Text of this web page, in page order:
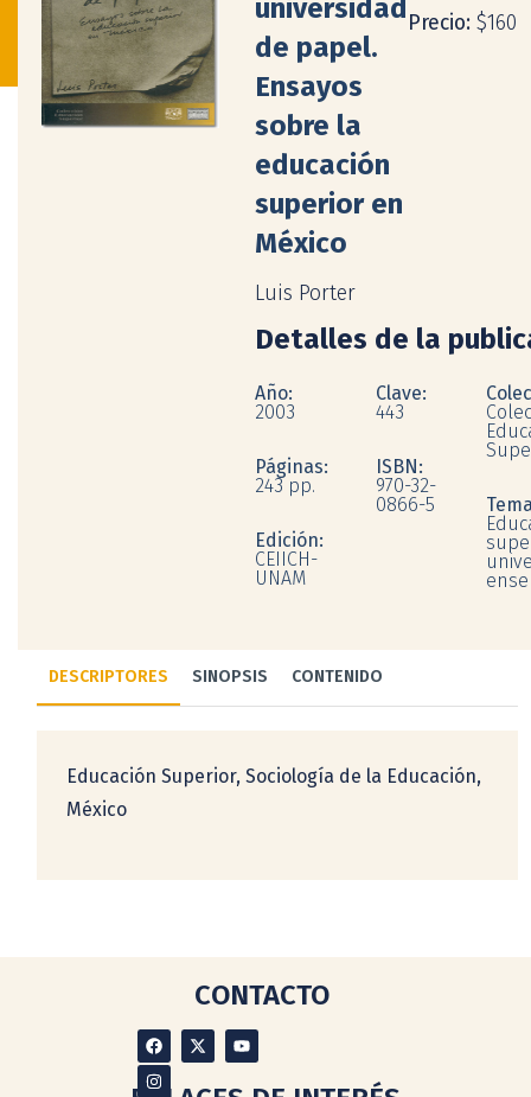
universidad
de papel.
Ensayos
sobre la
educación
superior en
México
Luis Porter
Precio: $160
Detalles de la
Año:
2003
Páginas:
243 pp.
Edición:
CEIICH-
UNAM
Clave:
443
ISBN:
970-32-
0866-5
DESCRIPTORES SINOPSIS CONTENIDO
Educación Superior, Sociología de la Educación,
México
CONTACTO